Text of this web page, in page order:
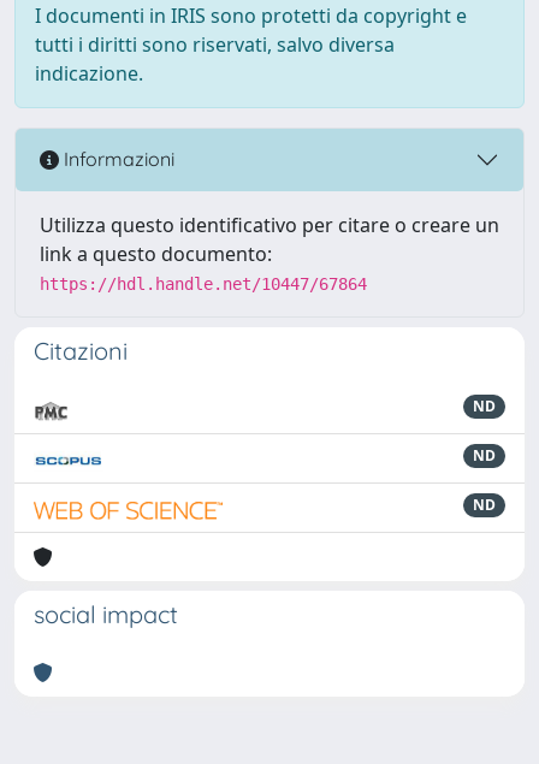
I documenti in IRIS sono protetti da copyright e
tutti i diritti sono riservati, salvo diversa
indicazione.
Informazioni
Utilizza questo identificativo per citare o creare un
link a questo documento:
https://hdl.handle.net/10447/67864
Citazioni
ND
ND
ND
social impact